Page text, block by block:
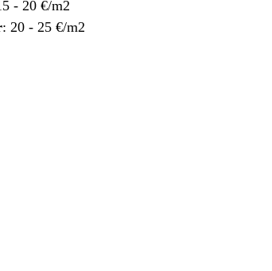
- 20 €/m2
: 20 - 25 €/m2